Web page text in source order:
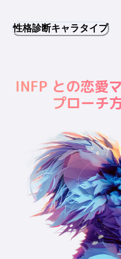
性格診断キャラタイプ
INFP との恋愛
プローチ